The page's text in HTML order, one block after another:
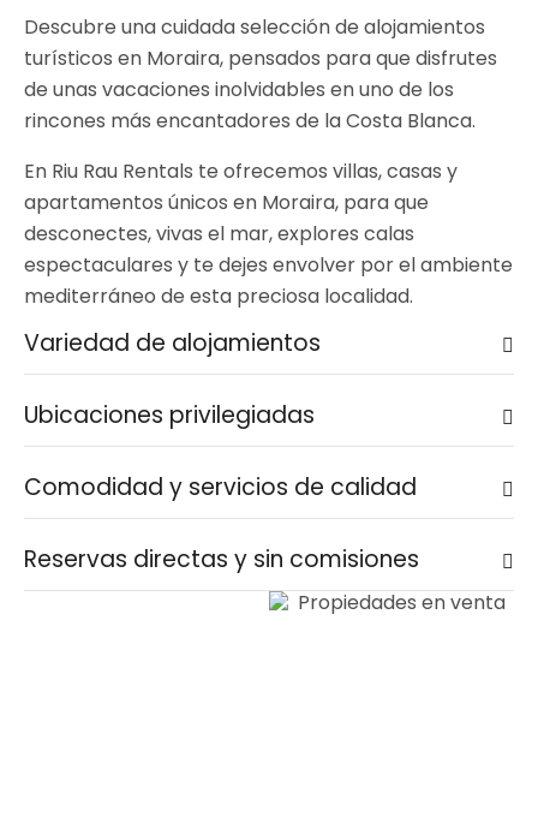
Descubre una cuidada selección de alojamientos
turísticos en Moraira, pensados para que disfrutes
de unas vacaciones inolvidables en uno de los
rincones más encantadores de la Costa Blanca.
En Riu Rau Rentals te ofrecemos villas, casas y
apartamentos únicos en Moraira, para que
desconectes, vivas el mar, explores calas
espectaculares y te dejes envolver por el ambiente
mediterráneo de esta preciosa localidad.
Variedad de alojamientos
Ubicaciones privilegiadas
Comodidad y servicios de calidad
Reservas directas y sin comisiones